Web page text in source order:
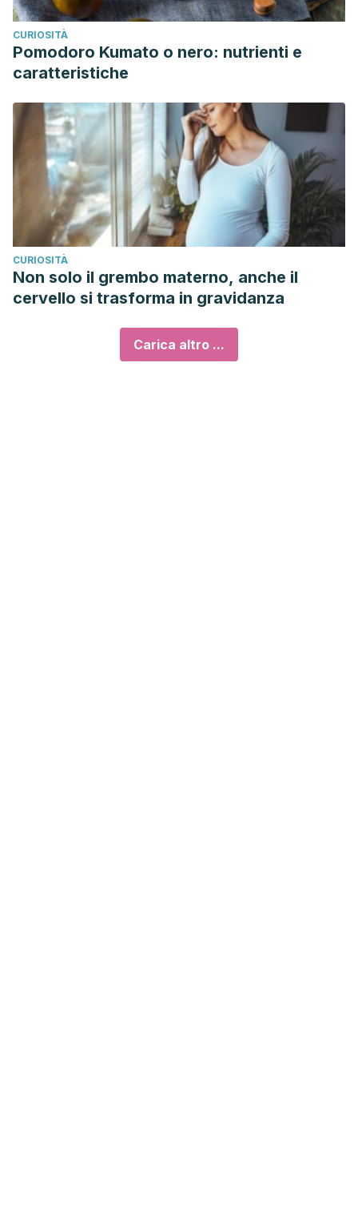
CURIOSITÀ
Pomodoro Kumato o nero: nutrienti e
caratteristiche
CURIOSITÀ
Non solo il grembo materno, anche il
cervello si trasforma in gravidanza
Carica altro ...